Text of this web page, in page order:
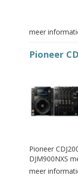
meer
Pioneer
Pioneer
DJM900NXS
meer